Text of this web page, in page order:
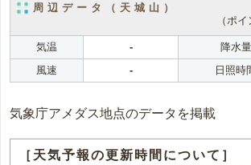
周辺データ（天城山）
（ポ
気温 - 降水量
風速
- 日照時
気象庁アメダス地点のデータを掲載
［天気予報の更新時間について］